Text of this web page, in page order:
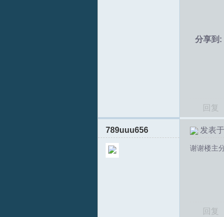
分享到:
回复
789uuu656 发表
谢谢楼主
回复